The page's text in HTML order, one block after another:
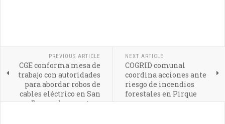
PREVIOUS ARTICLE
CGE conforma mesa de
trabajo con autoridades
para abordar robos de
cables eléctrico en San
Bernardo y en otras
NEXT ARTICLE
COGRID comunal
coordina acciones ante
riesgo de incendios
forestales en Pirque